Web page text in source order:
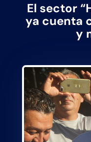
El sector
ya cuenta
y